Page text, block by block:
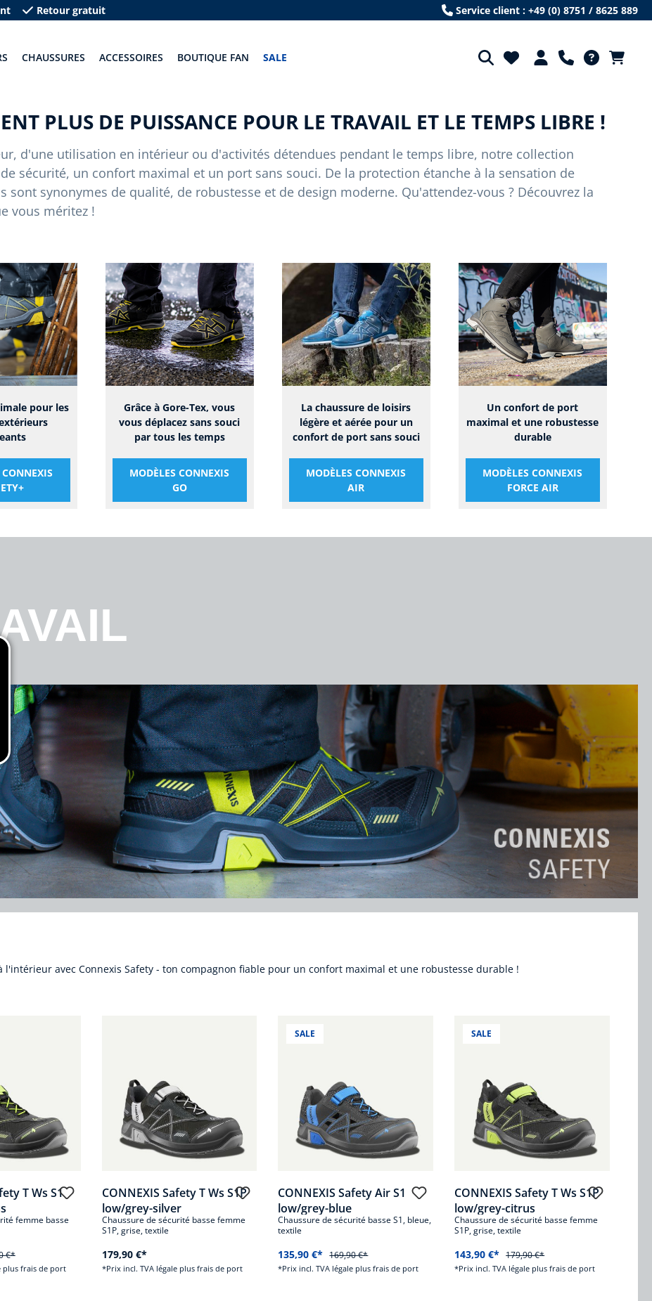
Retour gratuit Service client : +49 (0) 8751 / 8625 889
CHAUSSURES ACCESSOIRES BOUTIQUE FAN SALE
PLUS DE PUISSANCE POUR LE TRAVAIL ET LE TEMPS LIBRE !
d'une utilisation en intérieur ou d'activités détendues pendant le temps libre, notre collection
sécurité, un confort maximal et un port sans souci. De la protection étanche à la sensation de
sont synonymes de qualité, de robustesse et de design moderne. Qu'attendez-vous ? Découvrez la
vous méritez !
pour les
Grâce à Gore-Tex, vous
vous déplacez sans souci
par tous les temps
MODÈLES CONNEXIS
GO
La chaussure de loisirs
légère et aérée pour un
confort de port sans souci
MODÈLES CONNEXIS
AIR
Un confort de port
maximal et une robustesse
durable
MODÈLES CONNEXIS
FORCE AIR
avec Connexis Safety - ton compagnon fiable pour un confort maximal et une robustesse durable !
T Ws S1
femme basse
€*
plus frais de port
CONNEXIS Safety T Ws S1P
low/grey-silver
Chaussure de sécurité basse femme
S1P, grise, textile
179,90 €*
*Prix incl. TVA légale plus frais de port
SALE
CONNEXIS Safety Air S1
low/grey-blue
Chaussure de sécurité basse S1, bleue,
textile
135,90 €* 169,90 €*
*Prix incl. TVA légale plus frais de port
SALE
CONNEXIS Safety T Ws S1P
low/grey-citrus
Chaussure de sécurité basse femme
S1P, grise, textile
143,90 €* 179,90 €*
*Prix incl. TVA légale plus frais de port